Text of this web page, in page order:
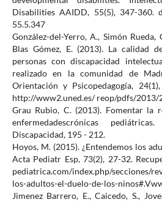
Disabilities AAIDD, 55(5), 347-360.
55.5.347
González-del-Yerro, A., Simón Rueda,
Blas Gómez, E. (2013). La calidad
personas con discapacidad
realizado en la comunidad de
Orientación y Psicopedagogía,
http://www2.uned.es/ reop/pdfs/2013/
Grau Rubio, C. (2013). Fomentar la
enfermedadescrónicas
Discapacidad, 195 - 212.
Hoyos, M. (2015). ¿Entendemos los
Acta Pediatr Esp, 73(2), 27-32.
pediatrica.com/index.php/secciones/
los-adultos-el-duelo-de-los-
Jimenez Barrero, E., Caicedo, S.,